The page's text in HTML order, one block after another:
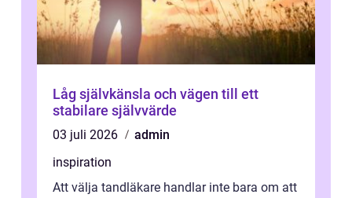
Låg självkänsla och vägen till ett
stabilare självvärde
03 juli 2026
admin
inspiration
Att välja tandläkare handlar inte bara om att